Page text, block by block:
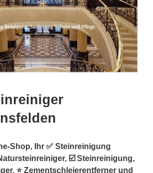
Shop, Ihr ✅ Steinreinigung
☑️ Steinreinigung,
⭐ Zementschleierentferner und